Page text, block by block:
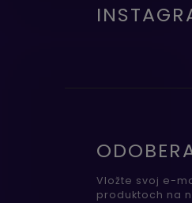
Vložte svoj e-
produktoch na